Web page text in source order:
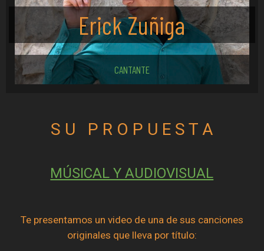
Erick Zuñiga
CANTANTE
S U   P R O P U E S T A
MÚSICAL Y AUDIOVISUAL
Te presentamos un video de una de sus canciones
originales que lleva por título: